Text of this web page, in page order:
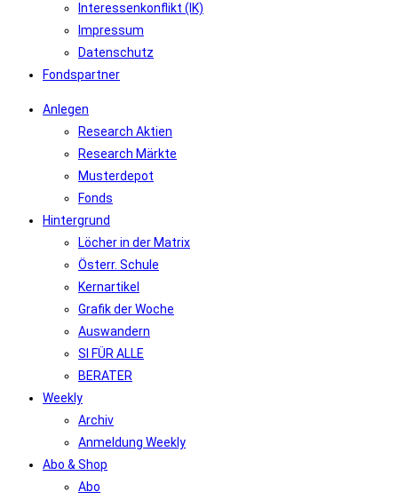
Interessenkonflikt (IK)
Impressum
Datenschutz
Fondspartner
Anlegen
Research Aktien
Research Märkte
Musterdepot
Fonds
Hintergrund
Löcher in der Matrix
Österr. Schule
Kernartikel
Grafik der Woche
Auswandern
SI FÜR ALLE
BERATER
Weekly
Archiv
Anmeldung Weekly
Abo & Shop
Abo